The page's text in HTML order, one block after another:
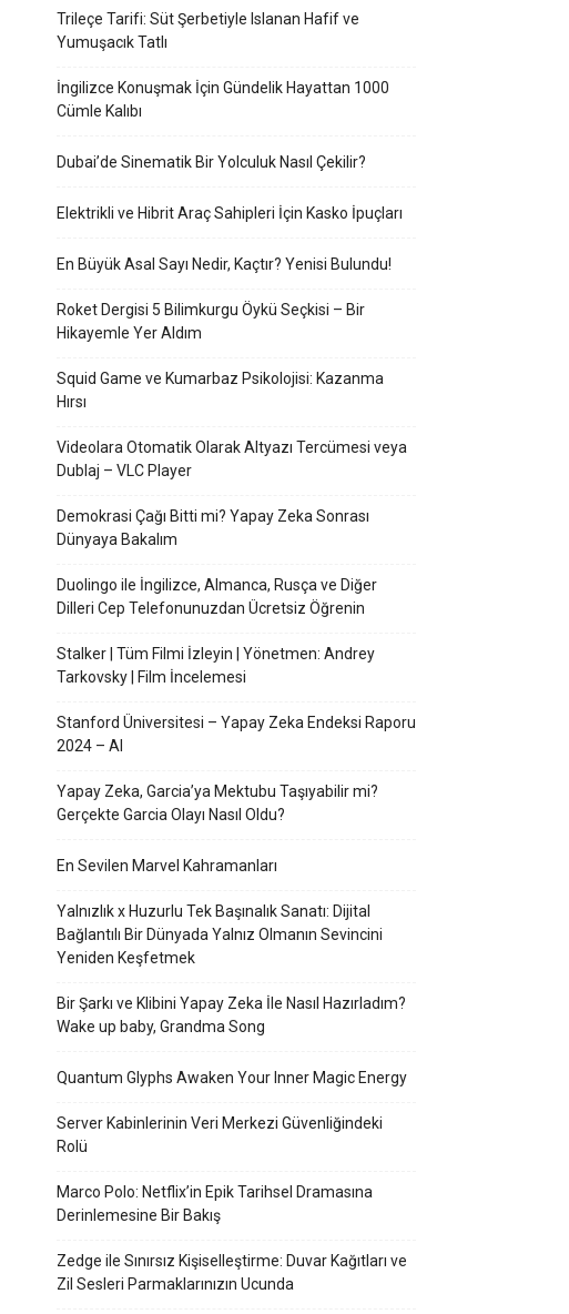
Trileçe Tarifi: Süt Şerbetiyle Islanan Hafif ve
Yumuşacık Tatlı
İngilizce Konuşmak İçin Gündelik Hayattan 1000
Cümle Kalıbı
Dubai’de Sinematik Bir Yolculuk Nasıl Çekilir?
Elektrikli ve Hibrit Araç Sahipleri İçin Kasko İpuçları
En Büyük Asal Sayı Nedir, Kaçtır? Yenisi Bulundu!
Roket Dergisi 5 Bilimkurgu Öykü Seçkisi – Bir
Hikayemle Yer Aldım
Squid Game ve Kumarbaz Psikolojisi: Kazanma
Hırsı
Videolara Otomatik Olarak Altyazı Tercümesi veya
Dublaj – VLC Player
Demokrasi Çağı Bitti mi? Yapay Zeka Sonrası
Dünyaya Bakalım
Duolingo ile İngilizce, Almanca, Rusça ve Diğer
Dilleri Cep Telefonunuzdan Ücretsiz Öğrenin
Stalker | Tüm Filmi İzleyin | Yönetmen: Andrey
Tarkovsky | Film İncelemesi
Stanford Üniversitesi – Yapay Zeka Endeksi Raporu
2024 – AI
Yapay Zeka, Garcia’ya Mektubu Taşıyabilir mi?
Gerçekte Garcia Olayı Nasıl Oldu?
En Sevilen Marvel Kahramanları
Yalnızlık x Huzurlu Tek Başınalık Sanatı: Dijital
Bağlantılı Bir Dünyada Yalnız Olmanın Sevincini
Yeniden Keşfetmek
Bir Şarkı ve Klibini Yapay Zeka İle Nasıl Hazırladım?
Wake up baby, Grandma Song
Quantum Glyphs Awaken Your Inner Magic Energy
Server Kabinlerinin Veri Merkezi Güvenliğindeki
Rolü
Marco Polo: Netflix’in Epik Tarihsel Dramasına
Derinlemesine Bir Bakış
Zedge ile Sınırsız Kişiselleştirme: Duvar Kağıtları ve
Zil Sesleri Parmaklarınızın Ucunda